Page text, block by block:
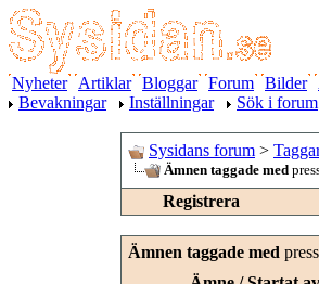
Nyheter Artiklar Bloggar Forum Bilder
Bevakningar
Inställningar Sök i forum
Sysidans forum >
Ämnen taggade med
Registrera
Ämnen taggade med